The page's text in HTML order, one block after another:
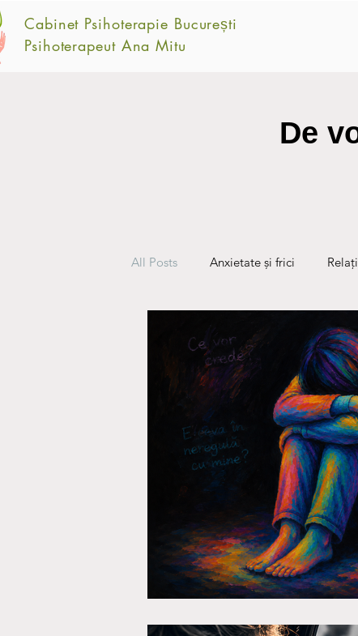
Cabinet Psihoterapie București
Psihoterapeut Ana Mitu
De
All Posts Anxietate și frici